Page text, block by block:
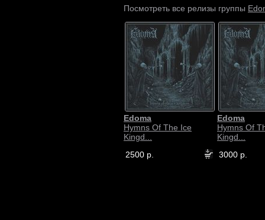
Посмотреть все релизы группы
Edoma
Hymns Of The Ice
Kingd...
2500 р.
Edoma
Hymns Of
Kingd...
3000 р.